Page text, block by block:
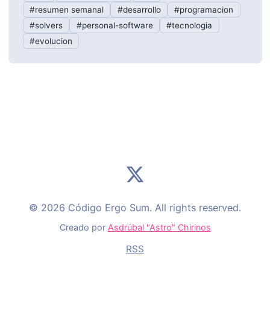
#resumen semanal
#desarrollo
#programacion
#solvers
#personal-software
#tecnologia
#evolucion
© 2026 Código Ergo Sum. All rights reserved.
Creado por Asdrúbal "Astro" Chirinos
RSS